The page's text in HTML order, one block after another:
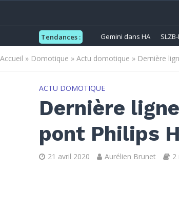
Tendances : Gemini dans HA
Accueil » Domotique » Actu domotique » Dernière
ACTU DOMOTIQUE
Dernière
pont Philips
21 avril 2020 Aurélien Brunet 2